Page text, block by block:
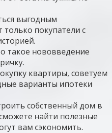
выгодным
покупатели с
такое нововведение
квартиры, советуем
варианты ипотеки
собственный дом в
найти полезные
вам сэкономить.